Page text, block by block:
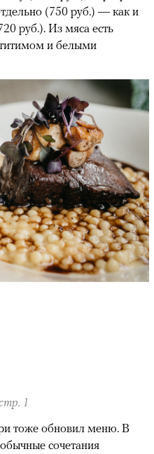
(750 руб.) — как и
руб.). Из мяса есть
и белыми
1
тоже обновил меню. В
сочетания